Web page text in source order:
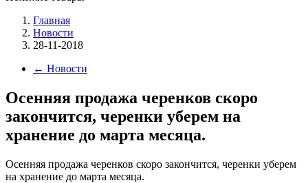
Главная
Новости
28-11-2018
← Новости
Осенняя продажа черенков скоро
закончится, черенки уберем на
хранение до марта месяца.
Осенняя продажа черенков скоро закончится, черенки уберем
на хранение до марта месяца.